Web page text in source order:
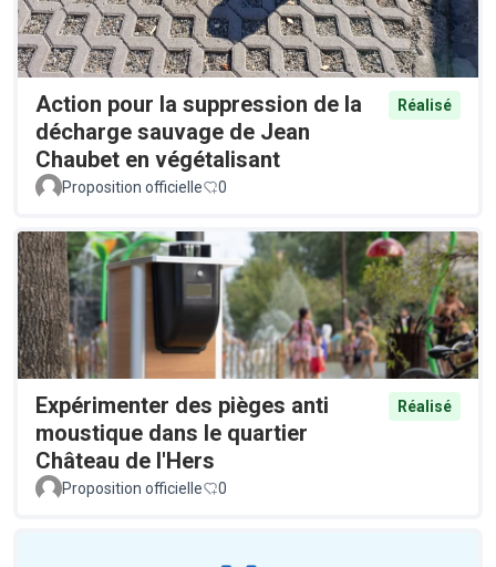
Action pour la suppression de la
décharge sauvage de Jean
Chaubet en végétalisant
Réalisé
Proposition officielle 0
Expérimenter des pièges anti
moustique dans le quartier
Château de l'Hers
Réalisé
Proposition officielle 0